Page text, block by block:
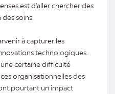
est d'aller chercher des
soins.
à capturer les
technologiques.
certaine difficulté
organisationnelles des
pourtant un impact